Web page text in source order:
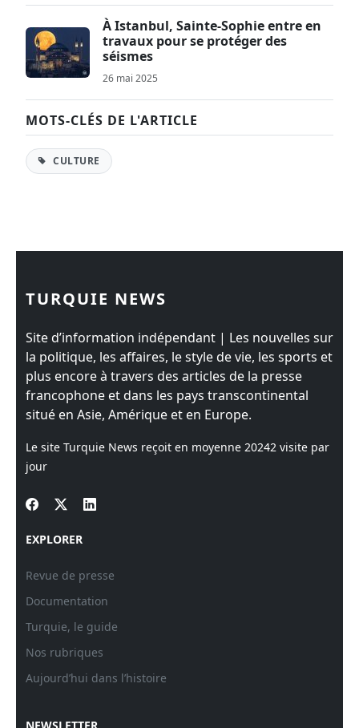
À Istanbul, Sainte-Sophie entre en
travaux pour se protéger des
séismes
26 mai 2025
MOTS-CLÉS DE L'ARTICLE
CULTURE
TURQUIE NEWS
Site d’information indépendant | Les nouvelles sur
la politique, les affaires, le style de vie, les sports et
plus encore à travers des articles de la presse
francophone et dans les pays transcontinental
situé en Asie, Amérique et en Europe.
Le site Turquie News reçoit en moyenne 20242 visite par
jour
EXPLORER
Revue de presse
Documentation
Turquie, le guide
Nos rubriques
Aujourd’hui dans l’histoire
NEWSLETTER